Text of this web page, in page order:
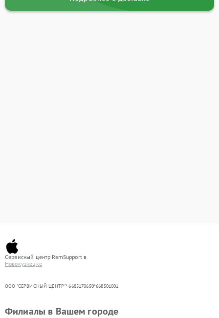
Сервисный центр RemSupport в
Новокузнецке
ООО "СЕРВИСНЫЙ ЦЕНТР"* 6685170650*668501001
Филиалы в Вашем городе